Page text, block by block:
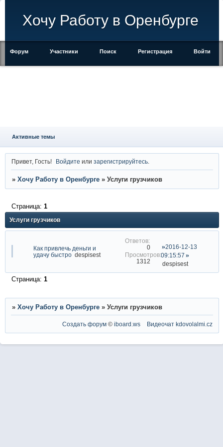
Хочу Работу в Оренбурге
Форум Участники Поиск Регистрация Войти
Активные темы
Привет, Гость! Войдите илизарегистрируйтесь
» Хочу Работу в Оренбурге » Услуги грузчиков
Услуги грузчиков
Страница: 1
Как привлечь деньги и
удачу быстро despisest
0
1312
2016-12-13
09:15:57
despisest
Страница: 1
» Хочу Работу в Оренбурге » Услуги грузчиков
Создать форум ©iboard.ws Видеочат kdovolalmi.cz